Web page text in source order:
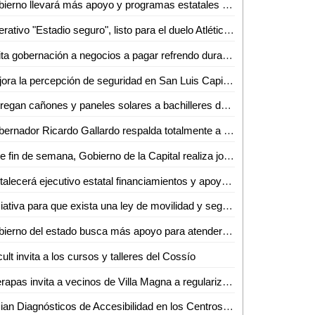
Gobierno llevará más apoyo y programas estatales a jóvenes estudiantes
Operativo "Estadio seguro", listo para el duelo Atlético de San Luis vs Rayos del Necaxa
Invita gobernación a negocios a pagar refrendo durante enero
Mejora la percepción de seguridad en San Luis Capital durante 2024
Entregan cañones y paneles solares a bachilleres de Aquismón y Tampamolón
Gobernador Ricardo Gallardo respalda totalmente a la renovada Guardia Civil municipal de Soledad, con beneficios históricos a sus elementos
Este fin de semana, Gobierno de la Capital realiza jornada intensiva de rehabilitación de avenida Salvador Nava
Fortalecerá ejecutivo estatal financiamientos y apoyo a la población
Iniciativa para que exista una ley de movilidad y seguridad vial ayudará a resolver diversos problemas viales que muchas veces generan tragedias
Gobierno del estado busca más apoyo para atender plagas del campo
invita a los cursos y talleres del Cossío
Interapas invita a vecinos de Villa Magna a regularizarse en sus contratos de servicios de agua
Inician Diagnósticos de Accesibilidad en los Centros Educativos del DIF Municipal de San Luis Potosí